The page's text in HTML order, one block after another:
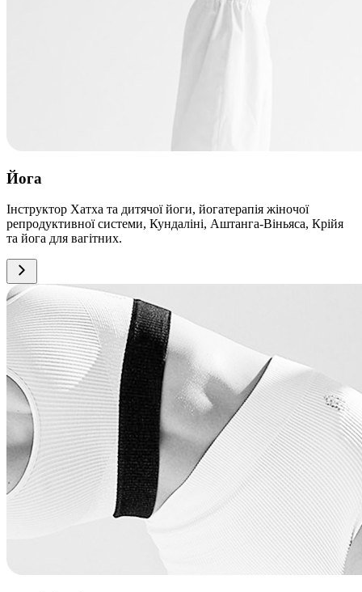
Йога
Інструктор Хатха та дитячої йоги, йогатерапія жіночої
репродуктивної системи, Кундаліні, Аштанга-Віньяса, Крійя
та йога для вагітних.